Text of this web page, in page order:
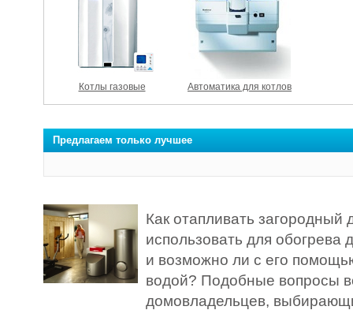
Котлы газовые Автоматика для котлов
Предлагаем только лучшее
Как отапливать
использовать для обогрева
и возможно ли с его
водой? Подобные вопросы
домовладельцев,